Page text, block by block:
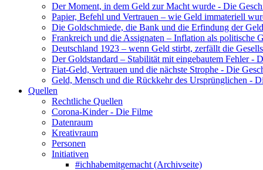
Der Moment, in dem Geld zur Macht wurde - Die
Papier, Befehl und Vertrauen – wie Geld immateriell
Die Goldschmiede, die Bank und die Erfindung der
Frankreich und die Assignaten – Inflation als politische
Deutschland 1923 – wenn Geld stirbt, zerfällt die
Der Goldstandard – Stabilität mit eingebautem Fehler -
Fiat-Geld, Vertrauen und die nächste Strophe - Die
Geld, Mensch und die Rückkehr des Ursprünglichen -
Quellen
Rechtliche Quellen
Corona-Kinder - Die Filme
Datenraum
Kreativraum
Personen
Initiativen
#ichhabemitgemacht (Archivseite)